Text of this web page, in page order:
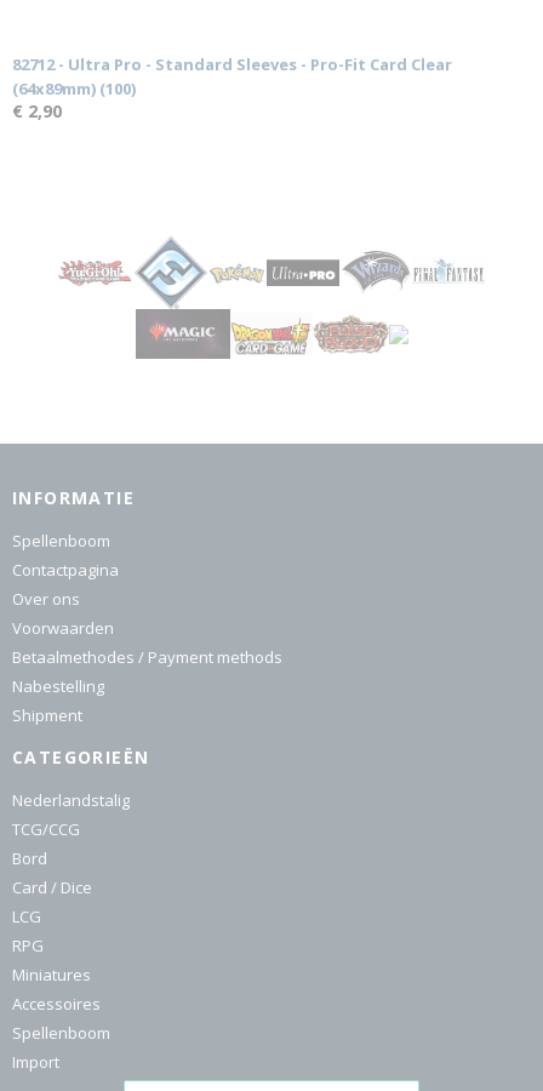
82712 - Ultra Pro - Standard Sleeves - Pro-Fit Card Clear
(64x89mm) (100)
€ 2,90
INFORMATIE
Spellenboom
Contactpagina
Over ons
Voorwaarden
Betaalmethodes / Payment methods
Nabestelling
Shipment
CATEGORIEËN
Nederlandstalig
TCG/CCG
Bord
Card / Dice
LCG
RPG
Miniatures
Accessoires
Spellenboom
Import